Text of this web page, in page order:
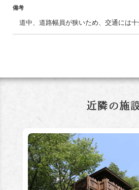
備考
道中、道路幅員が狭いため、交通には十